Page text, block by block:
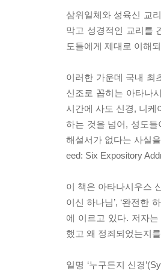
삼위일체와 성육신 교
막고 성경적인 교리를
도들에게 제대로 이해
이러한 가운데 국내 최
신조로 꼽히는 아타나
시간에 사도 신경, 니케
하는 것을 넘어, 성도
해설서가 없다는 사실
eed: Six Expository
이 책은 아타나시우스
이신 하나님’, ‘완전한
에 이르고 있다. 저자는
했고 왜 정죄되었는지
일명 ‘누구든지 신경